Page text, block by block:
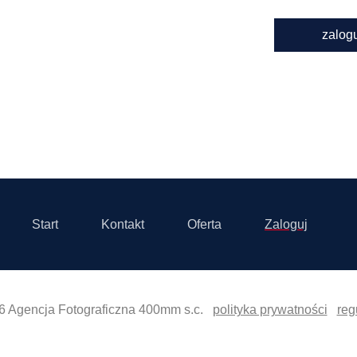
Start Kontakt Oferta Zaloguj
Agencja Fotograficzna 400mm s.c. polityka prywatności